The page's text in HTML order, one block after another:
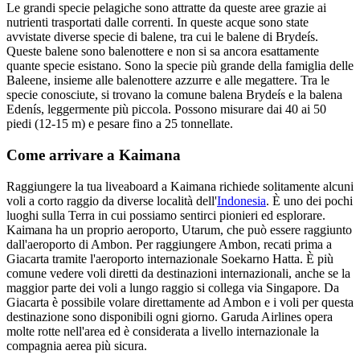
Le grandi specie pelagiche sono attratte da queste aree grazie ai
nutrienti trasportati dalle correnti. In queste acque sono state
avvistate diverse specie di balene, tra cui le balene di Brydeís.
Queste balene sono balenottere e non si sa ancora esattamente
quante specie esistano. Sono la specie più grande della famiglia delle
Baleene, insieme alle balenottere azzurre e alle megattere. Tra le
specie conosciute, si trovano la comune balena Brydeís e la balena
Edenís, leggermente più piccola. Possono misurare dai 40 ai 50
piedi (12-15 m) e pesare fino a 25 tonnellate.
Come arrivare a Kaimana
Raggiungere la tua liveaboard a Kaimana richiede solitamente alcuni
voli a corto raggio da diverse località dell'Indonesia. È uno dei pochi
luoghi sulla Terra in cui possiamo sentirci pionieri ed esplorare.
Kaimana ha un proprio aeroporto, Utarum, che può essere raggiunto
dall'aeroporto di Ambon. Per raggiungere Ambon, recati prima a
Giacarta tramite l'aeroporto internazionale Soekarno Hatta. È più
comune vedere voli diretti da destinazioni internazionali, anche se la
maggior parte dei voli a lungo raggio si collega via Singapore. Da
Giacarta è possibile volare direttamente ad Ambon e i voli per questa
destinazione sono disponibili ogni giorno. Garuda Airlines opera
molte rotte nell'area ed è considerata a livello internazionale la
compagnia aerea più sicura.